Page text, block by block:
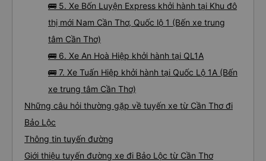
🚌 5. Xe Bốn Luyện Express khởi hành tại Khu đô
thị mới Nam Cần Thơ, Quốc lộ 1 (Bến xe trung
tâm Cần Thơ)
🚌 6. Xe An Hoà Hiệp khởi hành tại QL1A
🚌 7. Xe Tuấn Hiệp khởi hành tại Quốc Lộ 1A (Bến
xe trung tâm Cần Thơ)
Những câu hỏi thường gặp về tuyến xe từ Cần Thơ đi
Bảo Lộc
Thông tin tuyến đường
Giới thiệu tuyến đường xe đi Bảo Lộc từ Cần Thơ